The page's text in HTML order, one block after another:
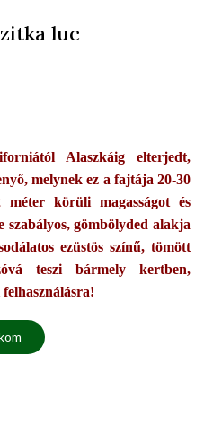
luc
Alaszkáig elterjedt,
melynek ez a fajtája 20-30
körüli magasságot és
szabályos, gömbölyded alakja
ezüstös színű, tömött
teszi bármely kertben,